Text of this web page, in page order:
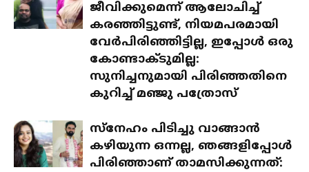
ജീവിക്കുമെന്ന് ആലോചിച്ച്
കരഞ്ഞിട്ടുണ്ട്, നിയമപരമായി
വേർപിരിഞ്ഞിട്ടില്ല, ഇപ്പോൾ ഒരു
കോണ്ടാക്ടുമില്ല:
സുനിച്ചനുമായി പിരിഞ്ഞതിനെ
കുറിച്ച് മഞ്ജു പത്രോസ്
സ്‌നേഹം പിടിച്ചു വാങ്ങാൻ
കഴിയുന്ന ഒന്നല്ല, ഞങ്ങളിപ്പോൾ
പിരിഞ്ഞാണ് താമസിക്കുന്നത്: